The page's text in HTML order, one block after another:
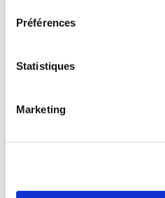
Préférences
Statistiques
Marketing
Découvrir l'actualité